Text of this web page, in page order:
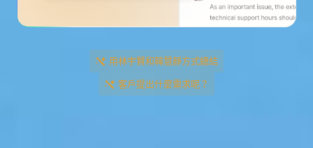
用林宇賢和韓慧靜方式總結
客戶提出什麼需求呢？